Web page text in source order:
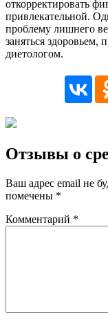
откорректировать
привлекательной.
проблему лишнего
заняться здоровьем,
диетологом.
Отзывы о
Ваш адрес email не
помечены *
Комментарий *